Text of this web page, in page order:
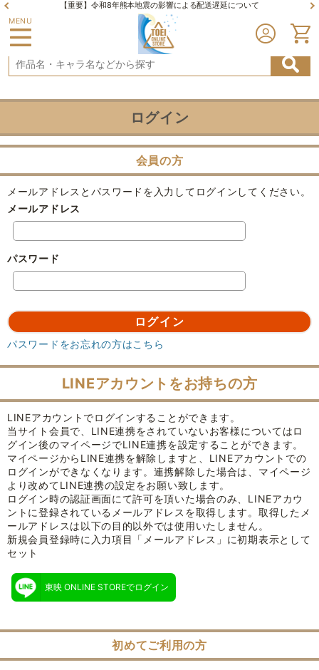
【重要】令和8年熊本地震の影響による配送遅延について
MENU
ログイン
会員の方
メールアドレスとパスワードを入力してログインしてください。
メールアドレス
パスワード
パスワードをお忘れの方はこちら
LINEアカウントをお持ちの方
LINEアカウントでログインすることができます。
当サイト会員で、LINE連携をされていないお客様についてはロ
グイン後のマイページでLINE連携を設定することができます。
マイページからLINE連携を解除しますと、LINEアカウントでの
ログインができなくなります。連携解除した場合は、マイページ
より改めてLINE連携の設定をお願い致します。
ログイン時の認証画面にて許可を頂いた場合のみ、LINEアカウ
ントに登録されているメールアドレスを取得します。取得したメ
ールアドレスは以下の目的以外では使用いたしません。
新規会員登録時に入力項目「メールアドレス」に初期表示として
セット
東映 ONLINE STOREでログイン
初めてご利用の方